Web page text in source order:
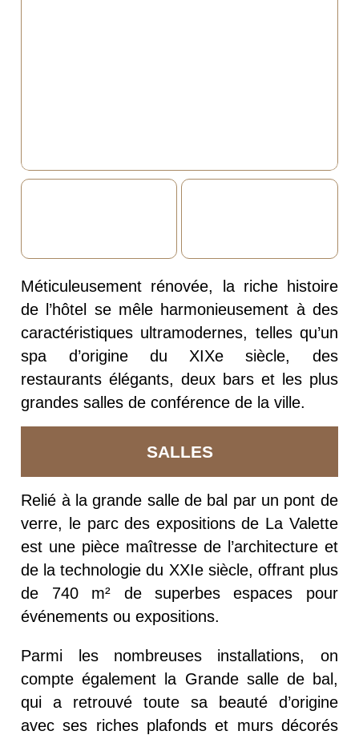
Méticuleusement rénovée, la riche histoire
de l’hôtel se mêle harmonieusement à des
caractéristiques ultramodernes, telles qu’un
spa d’origine du XIXe siècle, des
restaurants élégants, deux bars et les plus
grandes salles de conférence de la ville.
SALLES
Relié à la grande salle de bal par un pont de
verre, le parc des expositions de La Valette
est une pièce maîtresse de l’architecture et
de la technologie du XXIe siècle, offrant plus
de 740 m² de superbes espaces pour
événements ou expositions.
Parmi les nombreuses installations, on
compte également la Grande salle de bal,
qui a retrouvé toute sa beauté d’origine
avec ses riches plafonds et murs décorés